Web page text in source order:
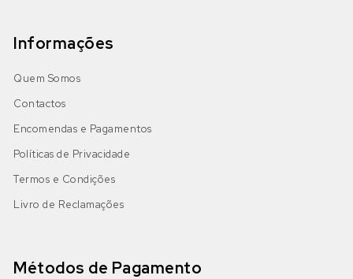
Informações
Quem Somos
Contactos
Encomendas e Pagamentos
Políticas de Privacidade
Termos e Condições
Livro de Reclamações
Métodos de Pagamento